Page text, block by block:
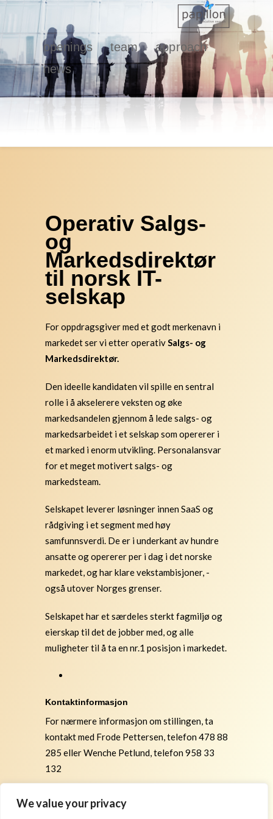
We value your privacy
openings team
approach
news
Operativ Salgs-
og
Markedsdirektør
til norsk IT-
selskap
For oppdragsgiver med et godt merkenavn i
markedet ser vi etter operativSalgs- og
Markedsdirektør.
Den ideelle kandidaten vil spille en sentral
rolle i å akselerere veksten og øke
markedsandelen gjennom å lede salgs- og
markedsarbeidet i et selskap som opererer i
et marked i enorm utvikling. Personalansvar
for et meget motivert salgs- og
markedsteam.
Selskapet leverer løsninger innen SaaS og
rådgiving i et segment med høy
samfunnsverdi. De er i underkant av hundre
ansatte og opererer per i dag i det norske
markedet, og har klare vekstambisjoner, -
også utover Norges grenser.
Selskapet har et særdeles sterkt fagmiljø og
eierskap til det de jobber med, og alle
muligheter til å ta en nr.1 posisjon i markedet.
Kontaktinformasjon
For nærmere informasjon om stillingen, ta
kontakt med Frode Pettersen, telefon 478 88
285 eller Wenche Petlund, telefon 958 33
132
Search AS behandles konfidensielt, også